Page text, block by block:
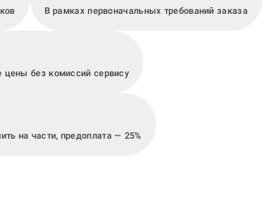
В рамках первоначальных требований заказа
без комиссий сервису
на части, предоплата — 25%